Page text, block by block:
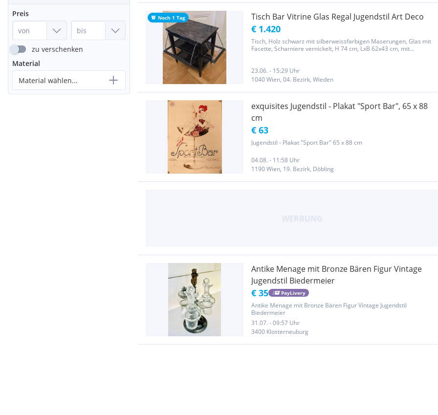
Preis
zu verschenken
Material
Material wählen...
Noch 1 Tag Tisch Bar Vitrine Glas Regal Jugendstil Art Deco
€ 1.420
Tisch, Holz schwarz mit silberweissfarbigen Maserungen, Glas mit
Facette, Scharniere vernickelt, H 74 cm, LxB 62x43 cm, mit
23.06. - 15:29 Uhr
1040 Wien, 04. Bezirk, Wieden
exquisites Jugendstil - Plakat "Sport Bar", 65 x 88
cm
€ 63
Jugendstil - Plakat "Sport Bar" 65 x 88 cm
04.08. - 11:58 Uhr
1190 Wien, 19. Bezirk, Döbling
Antike Menage mit Bronze Bären Figur Vintage
Jugendstil Biedermeier
€ 35 PayLivery
Antike Menage mit Bronze Bären Figur Vintage Jugendstil
Biedermeier
31.07. - 09:57 Uhr
3400 Klosterneuburg